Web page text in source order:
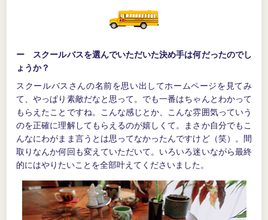
ー スクールバスを選んでいただいた決め手は何だったのでし
ょうか？
スクールバスさんの名前を思い出してホームページを見てみ
て、やっぱり素敵だなと思って。でも一番はちゃんとわかって
もらえたことですね。こんな感じとか、こんな雰囲気っていう
のを正確に理解してもらえるのが嬉しくて。まさか自分でもこ
んなにわがまま言うとは思ってなかったんですけど（笑）。間
取りなんか何回も変えていただいて。いろいろ迷いながら最終
的にはやりたいことを全部叶えてくださいました。